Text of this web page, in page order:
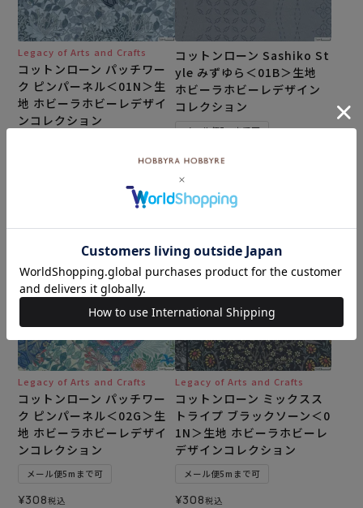
Legacy of Arts and Crafts
コットンローン パッチワー
ク ピンパーネル＜01N＞生
地 ホビーラホビーレデザイ
ンコレクション
コットンローン Sashiko St
yle みずゆら＜01B＞生地
ホビーラホビーレデザイン
コレクション
メール便5mまで可
¥ 308税込
カートに入れる
Legacy of Arts and Crafts
コットンローン パッチワー
ク ピンパーネル＜02G＞生
地 ホビーラホビーレデザイ
ンコレクション
メール便5mまで可
¥308税込
Legacy of Arts and Crafts
コットンローン ミックスス
トライプ ブラックソーン＜0
1N＞生地 ホビーラホビーレ
デザインコレクション
メール便5mまで可
¥308税込